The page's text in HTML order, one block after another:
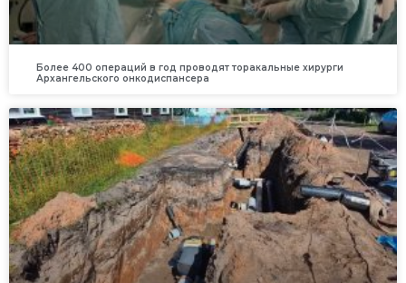
Более 400 операций в год проводят торакальные хирурги
Архангельского онкодиспансера